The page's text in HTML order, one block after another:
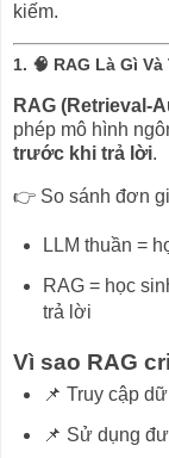
kiếm.
1. 🧠 RAG Là Gì
RAG (Retrieval-
phép mô hình
trước khi trả lời.
👉 So sánh đơn
LLM thuần =
RAG = học
trả lời
Vì sao RAG
📌 Truy cập
📌 Sử dụng